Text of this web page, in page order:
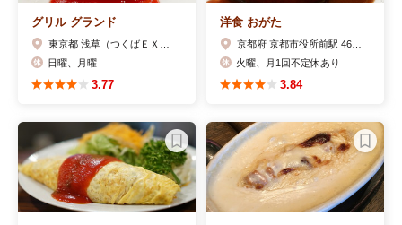
グリル グランド
日曜、月曜
3.77
洋食 おがた
火曜、月1回不定休あり
3.84